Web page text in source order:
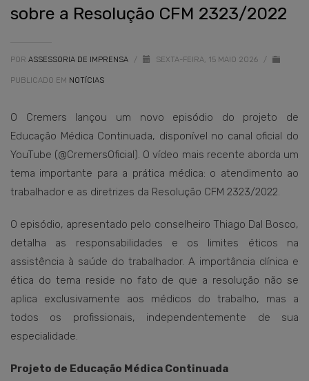
sobre a Resolução CFM 2323/2022
POR ASSESSORIA DE IMPRENSA / SEXTA-FEIRA, 15 MAIO 2026 /
PUBLICADO EM NOTÍCIAS
O Cremers lançou um novo episódio do projeto de
Educação Médica Continuada, disponível no canal oficial do
YouTube (@CremersOficial). O vídeo mais recente aborda um
tema importante para a prática médica: o atendimento ao
trabalhador e as diretrizes da Resolução CFM 2323/2022.
O episódio, apresentado pelo conselheiro Thiago Dal Bosco,
detalha as responsabilidades e os limites éticos na
assistência à saúde do trabalhador. A importância clínica e
ética do tema reside no fato de que a resolução não se
aplica exclusivamente aos médicos do trabalho, mas a
todos os profissionais, independentemente de sua
especialidade.
Projeto de Educação Médica Continuada